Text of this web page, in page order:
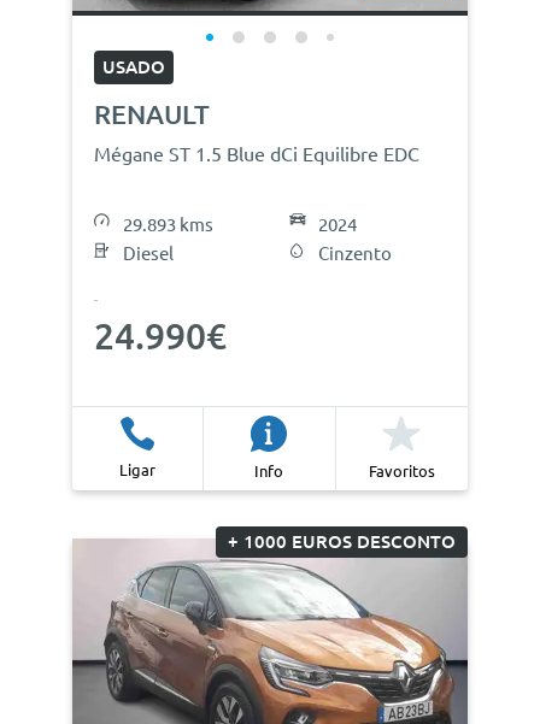
USADO
RENAULT
Mégane ST 1.5 Blue dCi Equilibre EDC
29.893 kms
Diesel
2024
Cinzento
24.990€
Ligar Info Favoritos
+ 1000 EUROS DESCONTO